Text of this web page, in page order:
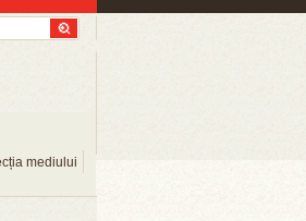
mediului